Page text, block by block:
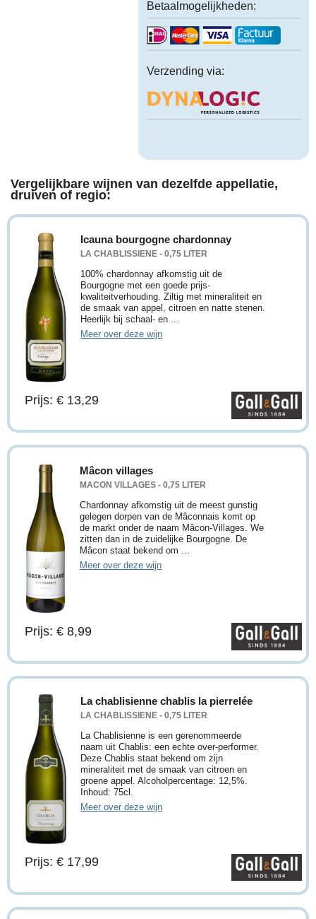
Betaalmogelijkheden:
Verzending via:
Vergelijkbare wijnen van dezelfde appellatie,
druiven of regio:
Icauna bourgogne chardonnay
LA CHABLISSIENE - 0,75 LITER
100% chardonnay afkomstig uit de
Bourgogne met een goede prijs-
kwaliteitverhouding. Ziltig met mineraliteit en
de smaak van appel, citroen en natte stenen.
Heerlijk bij schaal- en ...
Meer over deze wijn
Prijs: € 13,29
Mâcon villages
MACON VILLAGES - 0,75 LITER
Chardonnay afkomstig uit de meest gunstig
gelegen dorpen van de Mâconnais komt op
de markt onder de naam Mâcon-Villages. We
zitten dan in de zuidelijke Bourgogne. De
Mâcon staat bekend om ...
Meer over deze wijn
Prijs: € 8,99
La chablisienne chablis la pierrelée
LA CHABLISSIENE - 0,75 LITER
La Chablisienne is een gerenommeerde
naam uit Chablis: een echte over-performer.
Deze Chablis staat bekend om zijn
mineraliteit met de smaak van citroen en
groene appel. Alcoholpercentage: 12,5%.
Inhoud: 75cl.
Meer over deze wijn
Prijs: € 17,99